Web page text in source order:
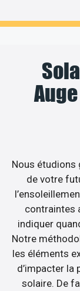
Nous étudions
de votre
contraintes
indiquer
Notre
les éléments
d’impacter la
solaire. De